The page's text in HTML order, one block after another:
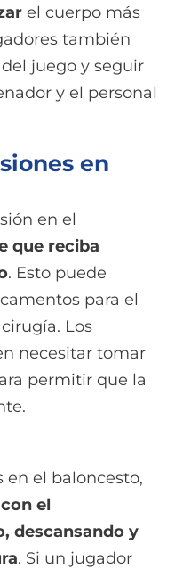
el cuerpo más
también
juego y seguir
y el personal
en
en el
que reciba
. Esto puede
para el
Los
necesitar tomar
permitir que la
en el baloncesto,
el
descansando y
. Si un jugador